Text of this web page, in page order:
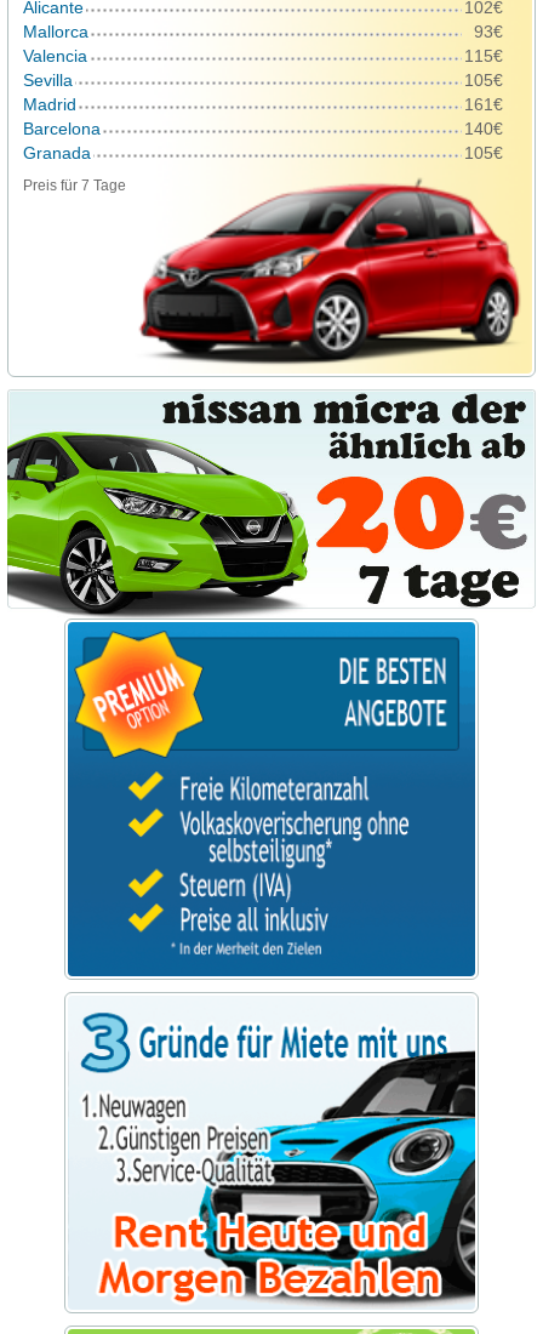
Alicante
102€
Mallorca
93€
Valencia
115€
Sevilla
105€
Madrid
161€
Barcelona
140€
Granada
105€
Preis für 7 Tage